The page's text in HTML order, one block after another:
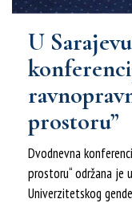
U
prostoru”
Dvodnevna
prostoru“ održana je
Univerzitetskog